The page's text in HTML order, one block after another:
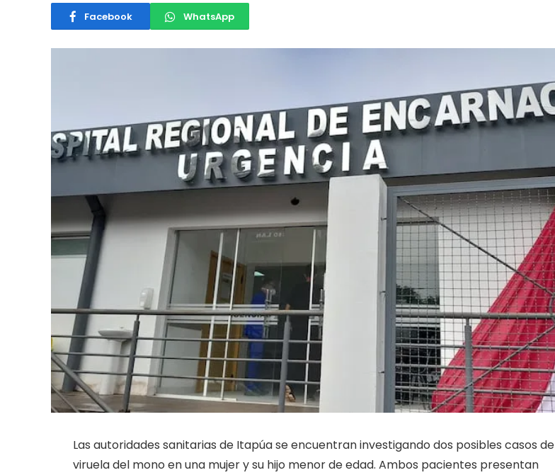
Facebook WhatsApp
Las autoridades sanitarias de Itapúa se encuentran investigando dos posibles casos de
viruela del mono en una mujer y su hijo menor de edad. Ambos pacientes presentan